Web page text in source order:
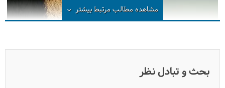
مشاهده مطالب مرتبطبیشتر
بحث و تبادل نظر